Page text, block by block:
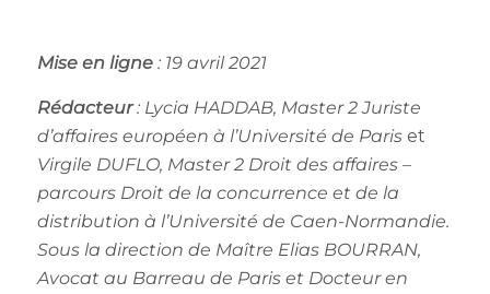
Mise en ligne: 19 avril 2021
Rédacteur: Lycia HADDAB, Master 2 Juriste
d’affaires européen à l’Université de Pariset
Virgile DUFLO, Master 2 Droit des affaires –
parcours Droit de la concurrence et de la
distribution à l’Université de Caen-Normandie.
Sous la direction de Maître Elias BOURRAN,
Avocat au Barreau de Paris et Docteur en